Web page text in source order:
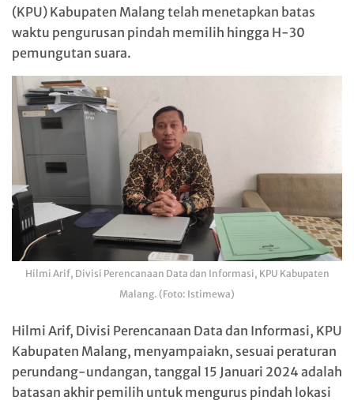
(KPU) Kabupaten Malang telah menetapkan batas
waktu pengurusan pindah memilih hingga H-30
pemungutan suara.
Hilmi Arif, Divisi Perencanaan Data dan Informasi, KPU Kabupaten
Malang. (Foto: Istimewa)
Hilmi Arif, Divisi Perencanaan Data dan Informasi, KPU
Kabupaten Malang, menyampaiakn, sesuai peraturan
perundang-undangan, tanggal 15 Januari 2024 adalah
batasan akhir pemilih untuk mengurus pindah lokasi